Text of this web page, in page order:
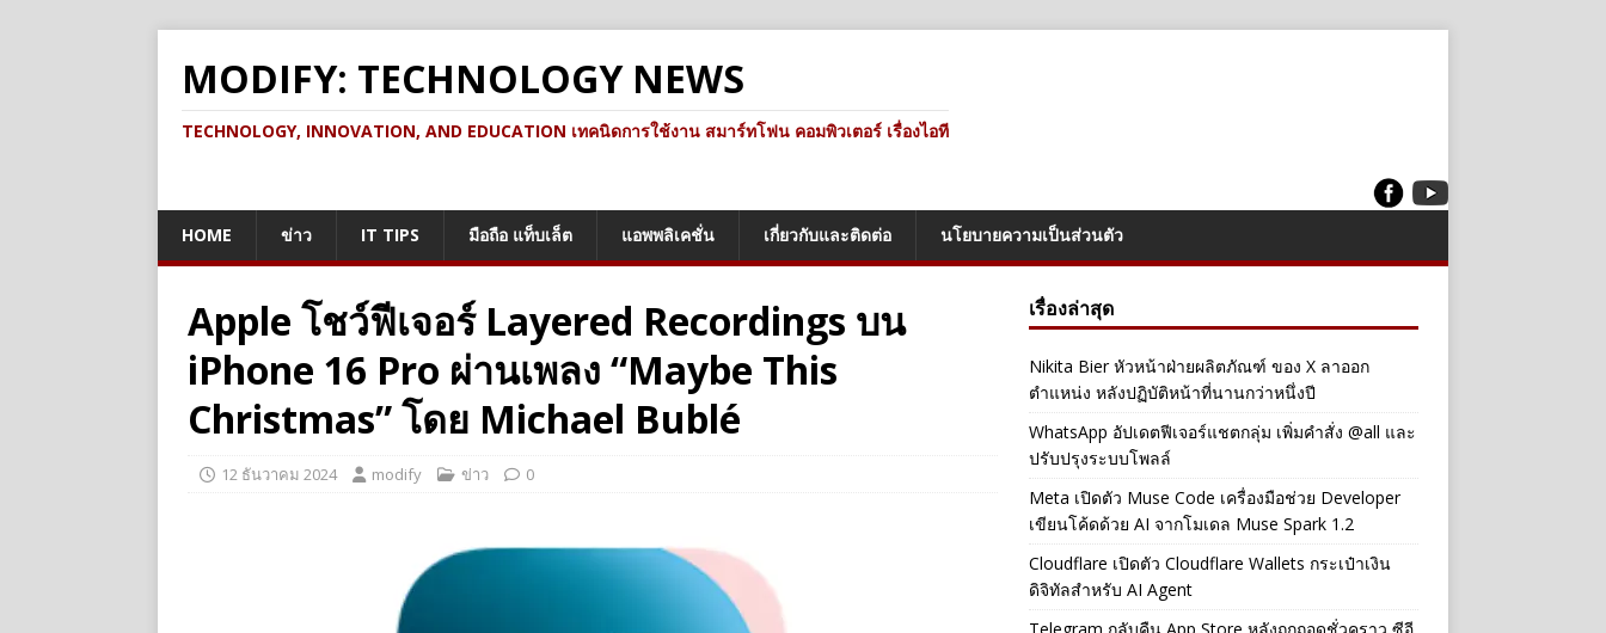
MODIFY: TECHNOLOGY NEWS
TECHNOLOGY, INNOVATION, AND EDUCATION เทคนิดการใช้งาน สมาร์ทโฟน คอมพิวเตอร์ เรื่องไอที
HOME ข่าว IT TIPS มือถือ แท็บเล็ต แอพพลิเคชั่น เกี่ยวกับและติดต่อ นโยบายความเป็นส่วนตัว
Apple โชว์ฟีเจอร์ Layered Recordings บน
iPhone 16 Pro ผ่านเพลง “Maybe This
Christmas” โดย Michael Bublé
12 ธันวาคม 2024 modify ข่าว 0
เรื่องล่าสุด
Nikita Bier หัวหน้าฝ่ายผลิตภัณฑ์ ของ X ลาออก
ตำแหน่ง หลังปฏิบัติหน้าที่นานกว่าหนึ่งปี
WhatsApp อัปเดตฟีเจอร์แชตกลุ่ม เพิ่มคำสั่ง @all และ
ปรับปรุงระบบโพลล์
Meta เปิดตัว Muse Code เครื่องมือช่วย Developer
เขียนโค้ดด้วย AI จากโมเดล Muse Spark 1.2
Cloudflare เปิดตัว Cloudflare Wallets กระเป๋าเงิน
ดิจิทัลสำหรับ AI Agent